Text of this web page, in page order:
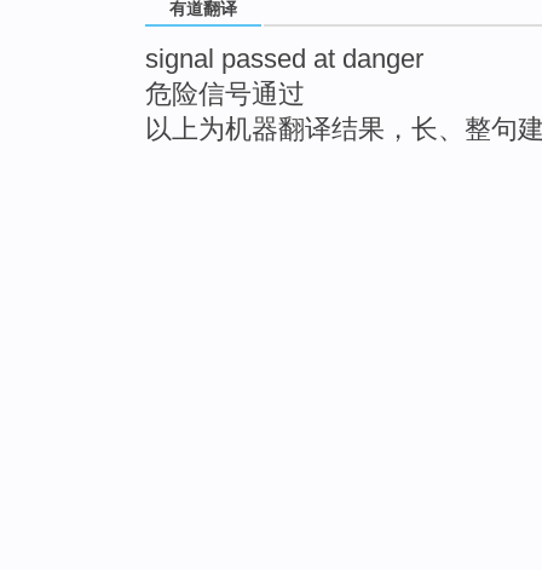
有道翻译
signal passed at danger
危险信号通过
以上为机器翻译结果，长、整句